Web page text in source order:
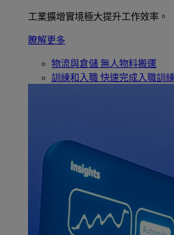
工業擴增實境極大提升工作效率。
瞭解更多
物流與倉儲 無人物料搬運
訓練和入職 快速完成入職訓